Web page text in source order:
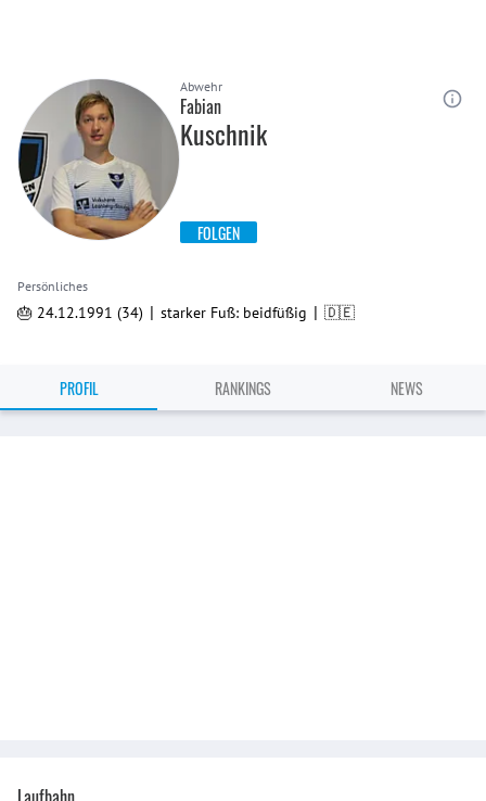
Abwehr
Fabian
Kuschnik
FOLGEN
Persönliches
🎂 24.12.1991 (34) | starker Fuß: beidfüßig | 🇩🇪
PROFIL RANKINGS NEWS